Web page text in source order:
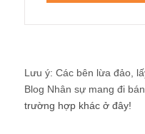
Lưu ý: Các bên lừa đảo,
Blog Nhân sự mang đi bán
trường hợp khác ở đây!